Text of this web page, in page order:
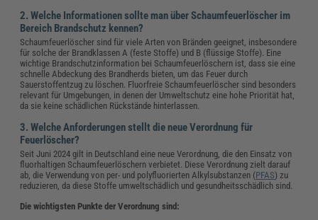
2. Welche Informationen sollte man über Schaumfeuerlöscher im
Bereich Brandschutz kennen?
Schaumfeuerlöscher sind für viele Arten von Bränden geeignet, insbesondere
für solche der Brandklassen A (feste Stoffe) und B (flüssige Stoffe). Eine
wichtige Brandschutzinformation bei Schaumfeuerlöschern ist, dass sie eine
schnelle Abdeckung des Brandherds bieten, um das Feuer durch
Sauerstoffentzug zu löschen. Fluorfreie Schaumfeuerlöscher sind besonders
relevant für Umgebungen, in denen der Umweltschutz eine hohe Priorität hat,
da sie keine schädlichen Rückstände hinterlassen.
3. Welche Anforderungen stellt die neue Verordnung für
Feuerlöscher?
Seit Juni 2024 gilt in Deutschland eine neue Verordnung, die den Einsatz von
fluorhaltigen Schaumfeuerlöschern verbietet. Diese Verordnung zielt darauf
ab, die Verwendung von per- und polyfluorierten Alkylsubstanzen (PFAS) zu
reduzieren, da diese Stoffe umweltschädlich und gesundheitsschädlich sind.
Die wichtigsten Punkte der Verordnung sind: